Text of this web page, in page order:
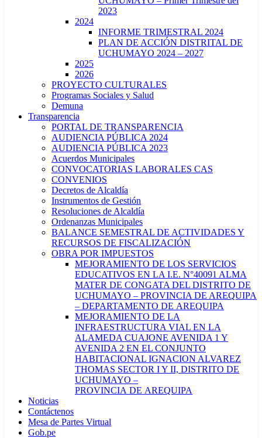
2023
2024
INFORME TRIMESTRAL 2024
PLAN DE ACCIÓN DISTRITAL DE
UCHUMAYO 2024 – 2027
2025
2026
PROYECTO CULTURALES
Programas Sociales y Salud
Demuna
Transparencia
PORTAL DE TRANSPARENCIA
AUDIENCIA PÚBLICA 2024
AUDIENCIA PÚBLICA 2023
Acuerdos Municipales
CONVOCATORIAS LABORALES CAS
CONVENIOS
Decretos de Alcaldía
Instrumentos de Gestión
Resoluciones de Alcaldía
Ordenanzas Municipales
BALANCE SEMESTRAL DE ACTIVIDADES Y
RECURSOS DE FISCALIZACIÓN
OBRA POR IMPUESTOS
MEJORAMIENTO DE LOS SERVICIOS
EDUCATIVOS EN LA I.E. N°40091 ALMA
MATER DE CONGATA DEL DISTRITO DE
UCHUMAYO – PROVINCIA DE AREQUIPA
– DEPARTAMENTO DE AREQUIPA
MEJORAMIENTO DE LA
INFRAESTRUCTURA VIAL EN LA
ALAMEDA CUAJONE AVENIDA 1 Y
AVENIDA 2 EN EL CONJUNTO
HABITACIONAL IGNACION ALVAREZ
THOMAS SECTOR I Y II, DISTRITO DE
UCHUMAYO –
PROVINCIA DE AREQUIPA
Noticias
Contáctenos
Mesa de Partes Virtual
Gob.pe